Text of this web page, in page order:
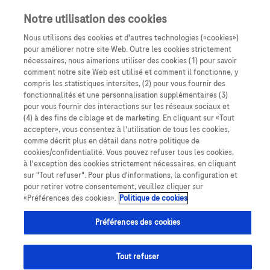
DMLAn, OMD et OVR
Essaisversusvie réelle :
qui dit vrai ?
DMLAn, OMD et OVR Téléchargez et commandez Pour vous
Notre utilisation des cookies
Nous utilisons des cookies et d'autres technologies («cookies»)
pour améliorer notre site Web. Outre les cookies strictement
nécessaires, nous aimerions utiliser des cookies (1) pour savoir
comment notre site Web est utilisé et comment il fonctionne, y
compris les statistiques intersites, (2) pour vous fournir des
fonctionnalités et une personnalisation supplémentaires (3)
pour vous fournir des interactions sur les réseaux sociaux et
(4) à des fins de ciblage et de marketing. En cliquant sur «Tout
accepter», vous consentez à l'utilisation de tous les cookies,
comme décrit plus en détail dans notre politique de
cookies/confidentialité. Vous pouvez refuser tous les cookies,
à l'exception des cookies strictement nécessaires, en cliquant
sur "Tout refuser". Pour plus d'informations, la configuration et
pour retirer votre consentement, veuillez cliquer sur
«Préférences des cookies». Politique de cookies
Préférences des cookies
Tout refuser